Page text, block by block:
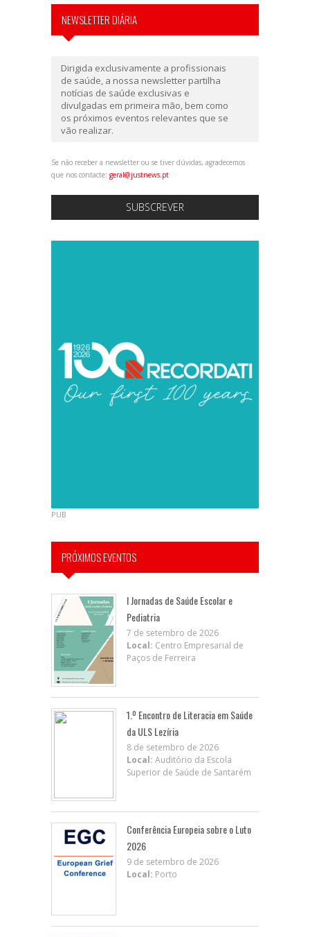
NEWSLETTER DIÁRIA
Dirigida exclusivamente a profissionais
de saúde, a nossa newsletter partilha
notícias de saúde exclusivas e
divulgadas em primeira mão, bem como
os próximos eventos relevantes que se
vão realizar.
Se não receber a newsletter ou se tiver dúvidas, agradecemos
que nos contacte: geral@justnews.pt
SUBSCREVER
PUB
PRÓXIMOS EVENTOS
I Jornadas de Saúde Escolar e
Pediatria
7 de setembro de 2026
Local: Centro Empresarial de
Paços de Ferreira
1.º Encontro de Literacia em Saúde
da ULS Lezíria
8 de setembro de 2026
Local: Auditório da Escola
Superior de Saúde de Santarém
Conferência Europeia sobre o Luto
2026
9 de setembro de 2026
Local: Porto